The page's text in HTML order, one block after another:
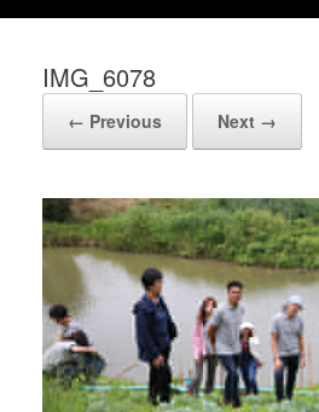
IMG_6078
← Previous Next →